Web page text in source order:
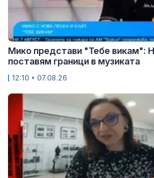
Мико представи "Тебе викам":
поставям граници в музиката
12:10 • 07.08.26